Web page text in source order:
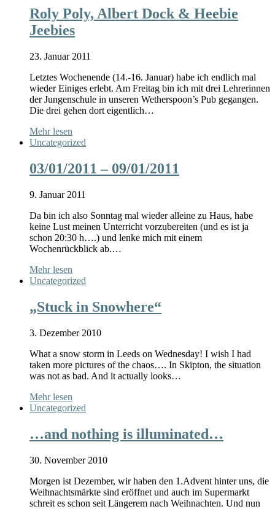
Roly Poly, Albert Dock & Heebie
Jeebies
23. Januar 2011
Letztes Wochenende (14.-16. Januar) habe ich endlich mal
wieder Einiges erlebt. Am Freitag bin ich mit drei Lehrerinnen
der Jungenschule in unseren Wetherspoon’s Pub gegangen.
Die drei gehen dort eigentlich…
Mehr lesen
Uncategorized
03/01/2011 – 09/01/2011
9. Januar 2011
Da bin ich also Sonntag mal wieder alleine zu Haus, habe
keine Lust meinen Unterricht vorzubereiten (und es ist ja
schon 20:30 h….) und lenke mich mit einem
Wochenrückblick ab.…
Mehr lesen
Uncategorized
„Stuck in Snowhere“
3. Dezember 2010
What a snow storm in Leeds on Wednesday! I wish I had
taken more pictures of the chaos…. In Skipton, the situation
was not as bad. And it actually looks…
Mehr lesen
Uncategorized
…and nothing is illuminated…
30. November 2010
Morgen ist Dezember, wir haben den 1.Advent hinter uns, die
Weihnachtsmärkte sind eröffnet und auch im Supermarkt
schreit es schon seit Längerem nach Weihnachten. Und nun